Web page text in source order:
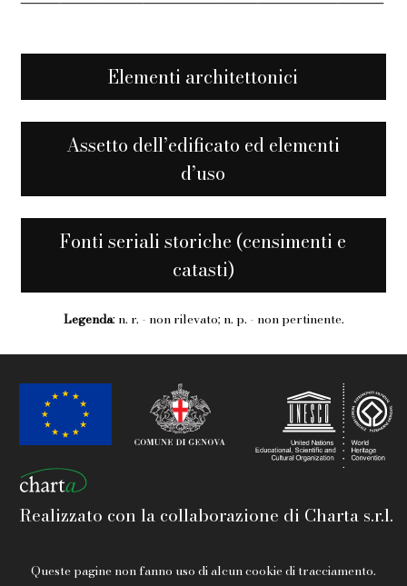
Elementi architettonici
Assetto dell’edificato ed elementi
d’uso
Fonti seriali storiche (censimenti e
catasti)
Legenda: n. r. - non rilevato; n. p. - non pertinente.
Realizzato con la collaborazione di Charta s.r.l.
Queste pagine non fanno uso di alcun cookie di tracciamento.